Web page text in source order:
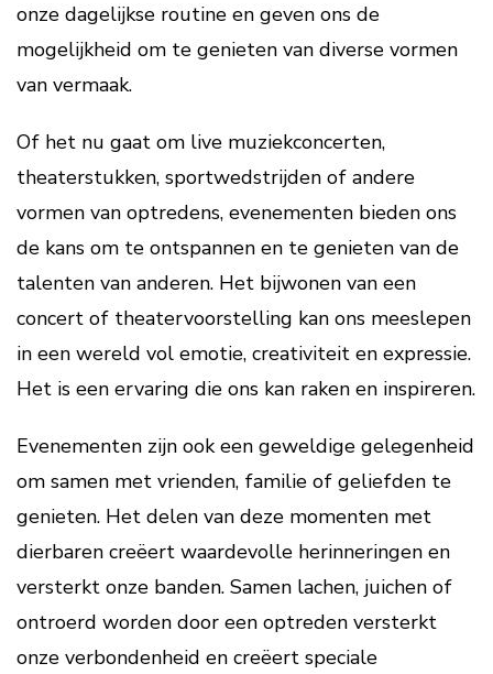
onze dagelijkse routine en geven ons de
mogelijkheid om te genieten van diverse vormen
van vermaak.
Of het nu gaat om live muziekconcerten,
theaterstukken, sportwedstrijden of andere
vormen van optredens, evenementen bieden ons
de kans om te ontspannen en te genieten van de
talenten van anderen. Het bijwonen van een
concert of theatervoorstelling kan ons meeslepen
in een wereld vol emotie, creativiteit en expressie.
Het is een ervaring die ons kan raken en inspireren.
Evenementen zijn ook een geweldige gelegenheid
om samen met vrienden, familie of geliefden te
genieten. Het delen van deze momenten met
dierbaren creëert waardevolle herinneringen en
versterkt onze banden. Samen lachen, juichen of
ontroerd worden door een optreden versterkt
onze verbondenheid en creëert speciale